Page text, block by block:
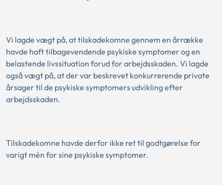
Vi lagde vægt på, at tilskadekomne gennem en årrække
havde haft tilbagevendende psykiske symptomer og en
belastende livssituation forud for arbejdsskaden. Vi lagde
også vægt på, at der var beskrevet konkurrerende private
årsager til de psykiske symptomers udvikling efter
arbejdsskaden.
Tilskadekomne havde derfor ikke ret til godtgørelse for
varigt mén for sine psykiske symptomer.